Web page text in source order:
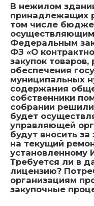
В нежилом
принадлежащих
том числе
осуществляющим
Федеральным
ФЗ «О
закупок товаров,
обеспечения
муниципальных
содержания
собственники
собрании
будет
управляющей
будут вносить
на текущий
установленному
Требуется ли в
лицензию?
организациям
закупочные